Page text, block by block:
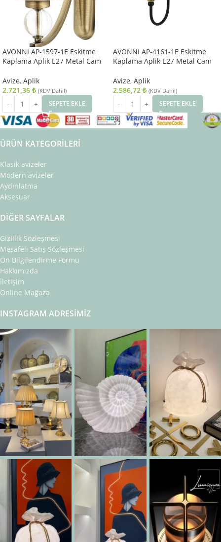
AVONNI AP-1597-1E Eskitme
Kaplama Aplik E27 Metal Cam
Avize, Aplik
2.721,36 ₺ (KDV Dahil)
SEPETE EKLE
AVONNI AP-4161-1E Eskitme
Kaplama Aplik E27 Metal Cam
Avize, Aplik
2.586,72 ₺ (KDV Dahil)
SEPETE EKLE
ÜRÜN KATEGORILERI
Klasik avizeler
Modern avizeler
Aydınlatma
Aksesuar
DIĞER SAYFALAR
Gizlilik Sözleşmesi
Mesafeli Satış Sözleşmesi
Ön Bilgilendirme Formu
Hakkımızda
İletişim
Online Mağaza
INSTAGRAM ADRESIMIZ